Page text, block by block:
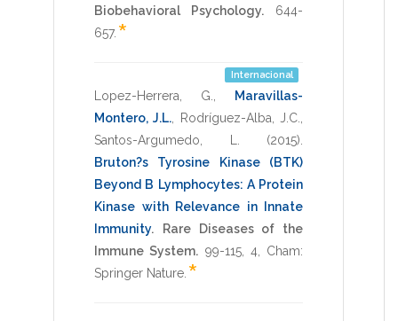
Biobehavioral Psychology.
644-
657. *
Internacional
Lopez-Herrera, G.
Maravillas-
Montero, J.L.
Rodríguez-Alba, J.C.
Santos-Argumedo, L.
(2015)
Bruton?s Tyrosine Kinase (BTK)
Beyond B Lymphocytes: A Protein
Kinase with Relevance in Innate
Immunity.
Rare Diseases of the
Immune System. 99-115, 4, Cham:
Springer Nature *